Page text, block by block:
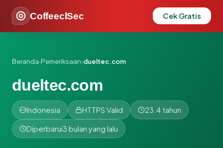
CoffeeclSec Cek Gratis
Beranda›Pemeriksaan›dueltec.com
dueltec.com
Indonesia HTTPS Valid 23.4 tahun
Diperbarui3 bulan yang lalu